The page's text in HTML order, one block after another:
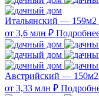
Итальянский — 159м2
от 3,6 млн ₽
Австрийский — 150м2
от 3,33 млн ₽